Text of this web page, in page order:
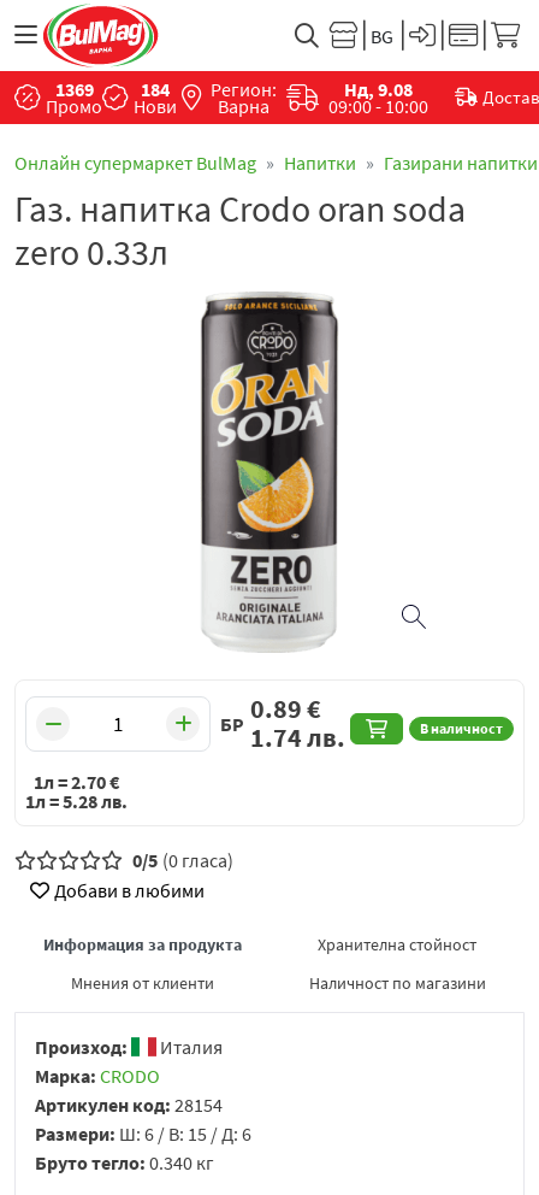
1369
Промо
184
Нови
Регион:
Варна
Нд, 9.08
09:00 - 10:00
Онлайн супермаркет BulMag Напитки Газирани напитки
Газ. напитка Crodo oran soda
zero 0.33л
БР В наличност
0.89€
1.74лв.
1л =2.70€
1л =5.28лв.
0/5 (0 гласа)
Добави в любими
Информация за продукта
Хранителна стойност
Мнения от клиенти
Наличност по магазини
Произход:
Италия
Марка: CRODO
Артикулен код: 28154
Размери: Ш: 6 / В: 15 / Д: 6
Бруто тегло: 0.340 кг